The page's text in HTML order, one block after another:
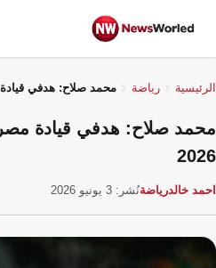
الرئيسية رياضة محمد صلاح: هدفي قيادة
محمد صلاح: هدفي قيادة
2026
احمد خالدرياضةنُشر: 3 يونيو 2026